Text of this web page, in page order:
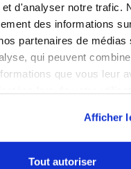
d'analyser notre trafic.
des informations
partenaires de médias
qui peuvent
que vous leur
Afficher
Tout autoriser
Ouvrir
1
Add to cart
Fermer
+
of 3
Wheels for
container 